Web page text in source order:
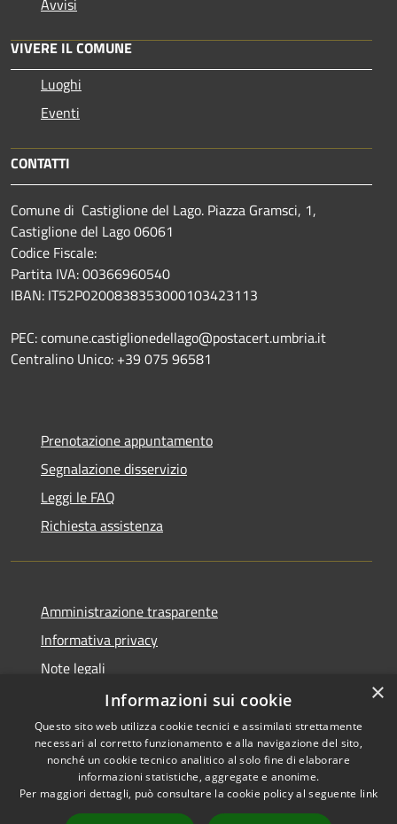
Avvisi
VIVERE IL COMUNE
Luoghi
Eventi
CONTATTI
Comune di Castiglione del Lago. Piazza Gramsci, 1,
Castiglione del Lago 06061
Codice Fiscale:
Partita IVA: 00366960540
IBAN: IT52P0200838353000103423113
PEC: comune.castiglionedellago@postacert.umbria.it
Centralino Unico: +39 075 96581
Prenotazione appuntamento
Segnalazione disservizio
Leggi le FAQ
Richiesta assistenza
Amministrazione trasparente
Informativa privacy
Note legali
Dichiarazione di accessibilità
RSS
Accessibilità
Copyright © 2026 • Comune di
×
Informazioni sui cookie
Questo sito web utilizza cookie tecnici e assimilati strettamente
necessari al corretto funzionamento e alla navigazione del sito,
nonché un cookie tecnico analitico al solo fine di elaborare
informazioni statistiche, aggregate e anonime.
Per maggiori dettagli, può consultare la cookie policy al seguente link